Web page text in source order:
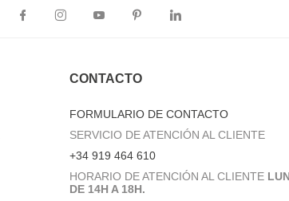
CONTACTO
FORMULARIO DE CONTACTO
SERVICIO DE ATENCIÓN AL CLIENTE
+34 919 464 610
HORARIO DE ATENCIÓN AL CLIENTE
DE 14H A 18H.